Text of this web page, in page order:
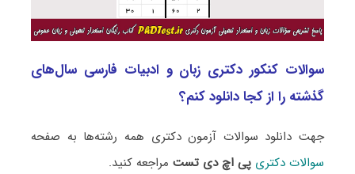
سوالات کنکور دکتری زبان و ادبیات فارسی سال‌های
گذشته را از کجا دانلود کنم؟
جهت دانلود سوالات آزمون دکتری همه رشته‌ها به صفحه
سوالات دکتری پی اچ دی تستمراجعه کنید.